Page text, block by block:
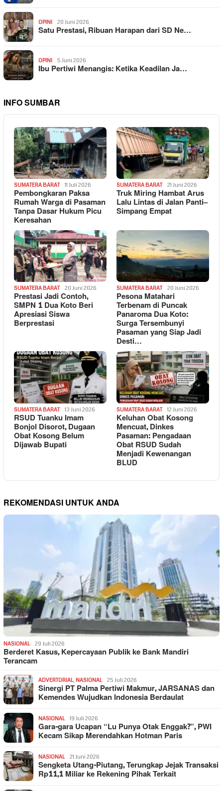
OPINI 20 Juni 2026
Satu Prestasi, Ribuan Harapan dari SD Ne…
OPINI 5 Juni 2026
Ibu Pertiwi Menangis: Ketika Keadilan Ja…
INFO SUMBAR
SUMATERA BARAT 11 Juli 2026
Pembongkaran Paksa
Rumah Warga di Pasaman
Tanpa Dasar Hukum Picu
Keresahan
SUMATERA BARAT 21 Juni 2026
Truk Miring Hambat Arus
Lalu Lintas di Jalan Panti–
Simpang Empat
SUMATERA BARAT 20 Juni 2026
Prestasi Jadi Contoh,
SMPN 1 Dua Koto Beri
Apresiasi Siswa
Berprestasi
SUMATERA BARAT 20 Juni 2026
Pesona Matahari
Terbenam di Puncak
Panaroma Dua Koto:
Surga Tersembunyi
Pasaman yang Siap Jadi
Desti…
SUMATERA BARAT 13 Juni 2026
RSUD Tuanku Imam
Bonjol Disorot, Dugaan
Obat Kosong Belum
Dijawab Bupati
SUMATERA BARAT 12 Juni 2026
Keluhan Obat Kosong
Mencuat, Dinkes
Pasaman: Pengadaan
Obat RSUD Sudah
Menjadi Kewenangan
BLUD
REKOMENDASI UNTUK ANDA
NASIONAL 29 Juli 2026
Berderet Kasus, Kepercayaan Publik ke Bank Mandiri
Terancam
ADVERTORIAL, NASIONAL 25 Juli 2026
Sinergi PT Palma Pertiwi Makmur, JARSANAS dan
Kemendes Wujudkan Indonesia Berdaulat
NASIONAL 19 Juli 2026
Gara-gara Ucapan “Lu Punya Otak Enggak?”, PWI
Kecam Sikap Merendahkan Hotman Paris
NASIONAL 21 Juni 2026
Sengketa Utang-Piutang, Terungkap Jejak Transaksi
Rp11,1 Miliar ke Rekening Pihak Terkait